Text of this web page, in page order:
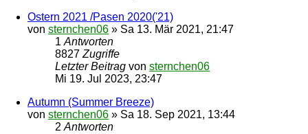
Ostern 2021 /Pasen 2020('21)
von sternchen06 » Sa 13. Mär 2021, 21:47
1 Antworten
8827 Zugriffe
Letzter Beitrag von sternchen06
Mi 19. Jul 2023, 23:47
Autumn (Summer Breeze)
von sternchen06 » Sa 18. Sep 2021, 13:44
2 Antworten